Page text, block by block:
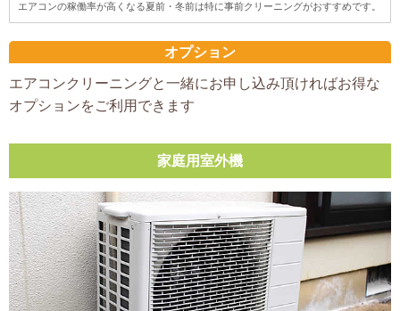
エアコンの稼働率が高くなる夏前・冬前は特に事前クリーニングがおすすめです。
オプション
エアコンクリーニングと一緒にお申し込み頂ければお得な
オプションをご利用できます
家庭用室外機